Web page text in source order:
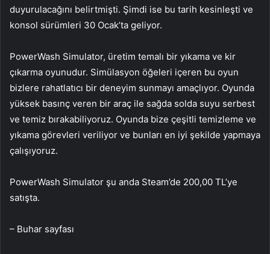
duyurulacağını belirtmişti. Şimdi ise bu tarih kesinleşti ve
konsol sürümleri 30 Ocak’ta geliyor.
PowerWash Simulator, üretim temalı bir yıkama ve kir
çıkarma oyunudur. Simülasyon öğeleri içeren bu oyun
bizlere rahatlatıcı bir deneyim sunmayı amaçlıyor. Oyunda
yüksek basınç veren bir araç ile sağda solda suyu serbest
ve temiz bırakabiliyoruz. Oyunda bize çeşitli temizleme ve
yıkama görevleri veriliyor ve bunları en iyi şekilde yapmaya
çalışıyoruz.
PowerWash Simulator şu anda Steam’de 200,00 TL’ye
satışta.
– Buhar sayfası